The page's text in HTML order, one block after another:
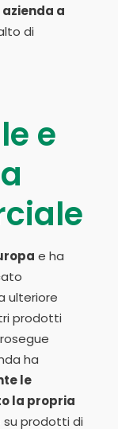
a
di
e
e ha
ulteriore
prodotti
ha
le
la propria
prodotti di